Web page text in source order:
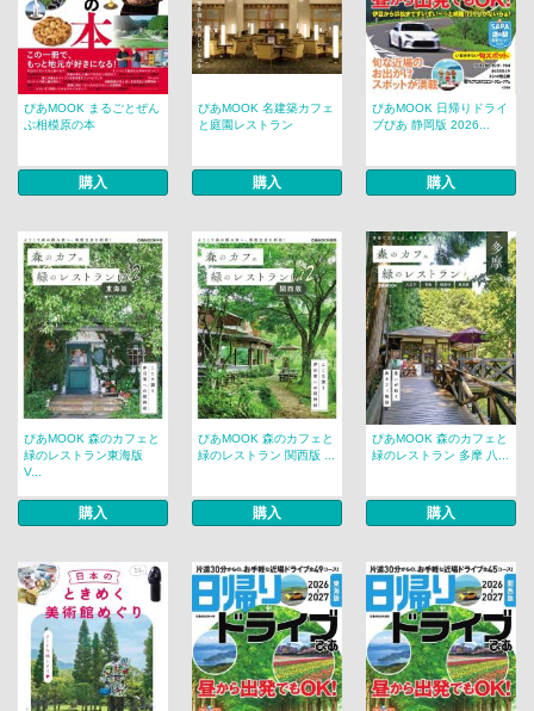
ぴあMOOK まるごとぜん
ぶ相模原の本
購入
ぴあMOOK 名建築カフェ
と庭園レストラン
購入
ぴあMOOK 日帰りドライ
ブぴあ 静岡版 2026...
購入
ぴあMOOK 森のカフェと
緑のレストラン東海版
V...
購入
ぴあMOOK 森のカフェと
緑のレストラン 関西版 ...
購入
ぴあMOOK 森のカフェと
緑のレストラン 多摩 八...
購入